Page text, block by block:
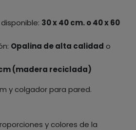
30 x 40 cm. o 40 x 60
Opalina de alta calidad o
(madera reciclada)
y colgador para pared.
y colores de la